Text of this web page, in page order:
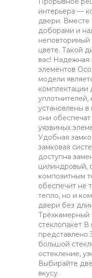
интерьера —
двери. Вместе
доборами и
цвете. Такой
вас! Надежная
элементов
модели
комплектации
установлены
они
уязвимых
Удобная
замковая
доступна
цилиндровый,
композитным
обеспечит не
тепло, но и
двери без
Трёхкамерный
стеклопакет
представлено
большой
остекление,
Выбирайте
вкусу.